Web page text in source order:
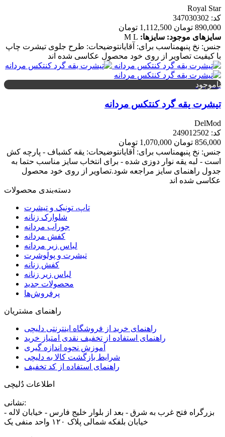
Royal Star
کد: 347030302
890,000 تومان
1,112,500 تومان
سایزهای موجود: سایزها: M L
جنس: نخ پنبهمناسب برای: آقایانتوضیحات: طرح جلوی تیشرت چاپ
با کیفیت تصاویر از روی خود محصول عکاسی شده اند
ناموجود
تیشرت یقه گرد کنتکس مردانه
DelMod
کد: 249012502
856,000 تومان
1,070,000 تومان
جنس: نخ پنبهمناسب برای: آقایانتوضیحات: یقه کشباف - پارچه کش
است - لبه یقه نوار دوزی شده - برای انتخاب سایز مناسب حتما به
جدول راهنمای سایز مراجعه شود.تصاویر از روی خود محصول
عکاسی شده اند
دسته‌بندی محصولات
تاپ، تونیک و تیشرت
شلوارک زنانه
جوراب مردانه
کفش مردانه
لباس زیر مردانه
تیشرت و پولوشرت
کفش زنانه
لباس زیر زنانه
محصولات جدید
پرفروش‌ها
راهنمای مشتریان
راهنمای خرید از فروشگاه اینترنتی دلیچی
راهنمای استفاده از تخفیف نقدی امتیاز خرید
آموزش نحوه اندازه گیری
شرایط بازگشت کالا به دلیچی
راهنمای استفاده از کد تخفیف
اطلاعات دُلیچی
نشانی:
بزرگراه فتح غرب به شرق - بعد از بلوار خلیج فارس - خیابان لاله -
خیابان بلفکه شمالی پلاک ۱۲۰ واحد منفی یک